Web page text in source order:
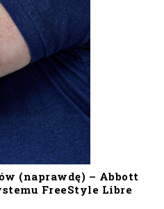
(naprawdę) – Abbott
FreeStyle Libre